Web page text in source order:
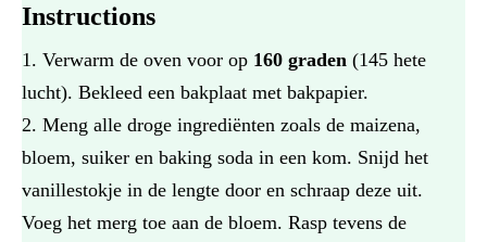
Instructions
Verwarm de oven voor op 160 graden (145 hete
lucht). Bekleed een bakplaat met bakpapier.
Meng alle droge ingrediënten zoals de maizena,
bloem, suiker en baking soda in een kom. Snijd het
vanillestokje in de lengte door en schraap deze uit.
Voeg het merg toe aan de bloem. Rasp tevens de